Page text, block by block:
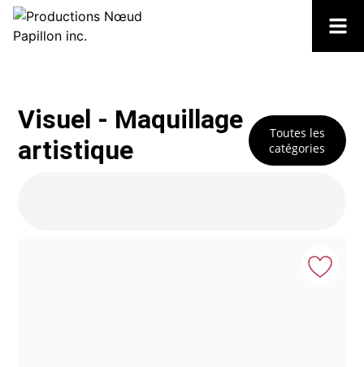
Visuel - Maquillage
artistique
Toutes les
catégories